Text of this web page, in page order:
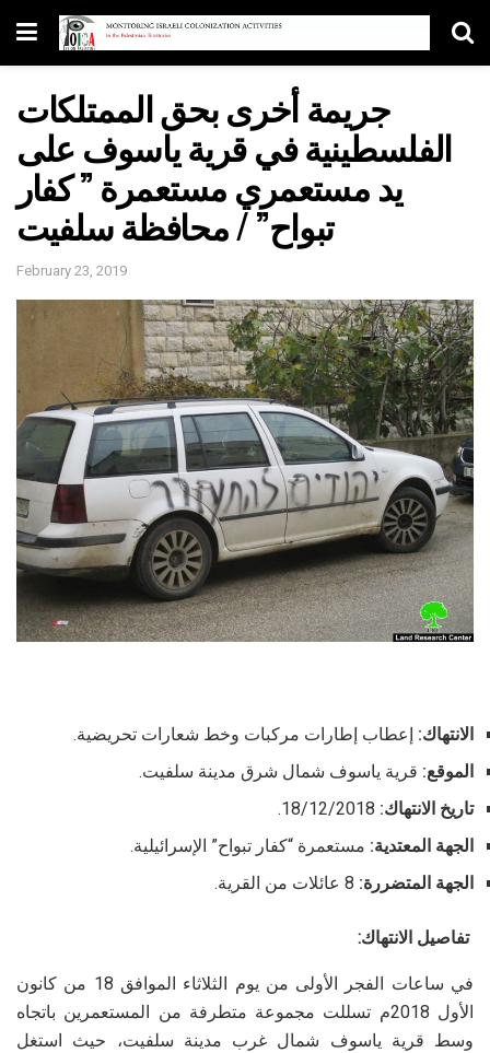
جريمة أخرى بحق الممتلكات
الفلسطينية في قرية ياسوف على
يد مستعمري مستعمرة ” كفار
تبواح” / محافظة سلفيت
February 23, 2019
الانتهاك: إعطاب إطارات مركبات وخط شعارات تحريضية.
الموقع: قرية ياسوف شمال شرق مدينة سلفيت.
تاريخ الانتهاك:
الجهة المعتدية: مستعمرة “كفار تبواح” الإسرائيلية.
الجهة المتضررة: 8 عائلات من القرية.
تفاصيل الانتهاك:
في ساعات الفجر الأولى من يوم الثلاثاء الموافق 18 من كانون
الأول 2018م تسللت مجموعة متطرفة من المستعمرين باتجاه
وسط قرية ياسوف شمال غرب مدينة سلفيت، حيث استغل